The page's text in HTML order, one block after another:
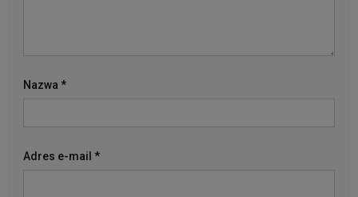
Nazwa *
Adres e-mail *